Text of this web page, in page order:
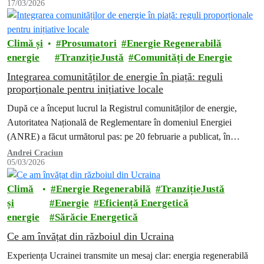
17/03/2026
Climă și
energie
Prosumatori
Energie Regenerabilă
TranzițieJustă
Comunități de Energie
Integrarea comunităților de energie în piață: reguli
proporționale pentru inițiative locale
După ce a început lucrul la Registrul comunităților de energie,
Autoritatea Națională de Reglementare în domeniul Energiei
(ANRE) a făcut următorul pas: pe 20 februarie a publicat, în
dezbatere publică,…
Andrei Craciun
05/03/2026
Climă
și
energie
Energie Regenerabilă
TranzițieJustă
Energie
Eficiență Energetică
Sărăcie Energetică
Ce am învățat din războiul din Ucraina
Experiența Ucrainei transmite un mesaj clar: energia regenerabilă